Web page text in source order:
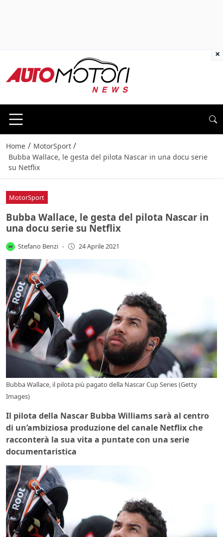
Home / MotorSport /
Bubba Wallace, le gesta del pilota Nascar in una docu serie
su Netflix
MotorSport
Bubba Wallace, le gesta del pilota Nascar in
una docu serie su Netflix
Stefano Benzi - 24 Aprile 2021
Bubba Wallace, il pilota più pagato della Nascar Cup Series (Getty
Images)
Il pilota della Nascar Bubba Williams sarà al centro
di un’ambiziosa produzione del canale Netflix che
racconterà la sua vita a puntate con una serie
documentaristica
×